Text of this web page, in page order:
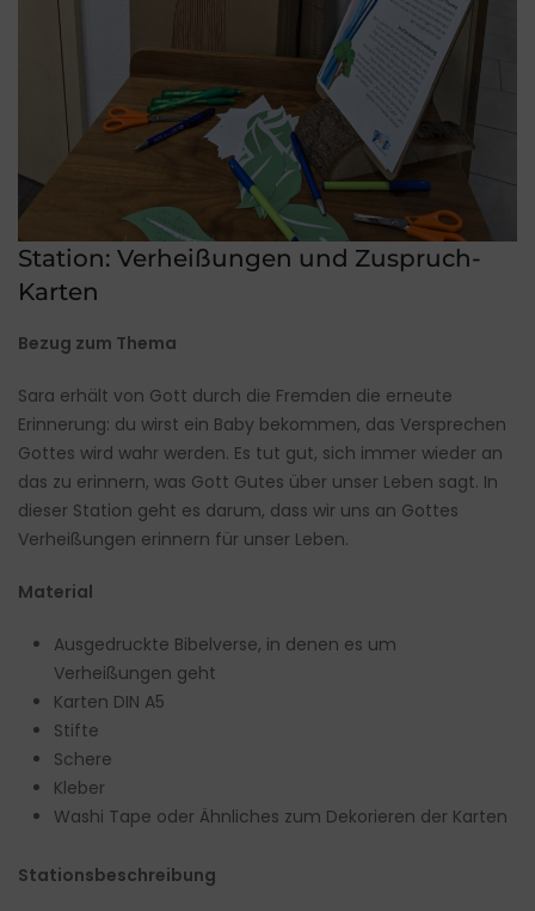
Station: Verheißungen und Zuspruch-
Karten
Bezug zum Thema
Sara erhält von Gott durch die Fremden die erneute
Erinnerung: du wirst ein Baby bekommen, das Versprechen
Gottes wird wahr werden. Es tut gut, sich immer wieder an
das zu erinnern, was Gott Gutes über unser Leben sagt. In
dieser Station geht es darum, dass wir uns an Gottes
Verheißungen erinnern für unser Leben.
Material
Ausgedruckte Bibelverse, in denen es um
Verheißungen geht
Karten DIN A5
Stifte
Schere
Kleber
Washi Tape oder Ähnliches zum Dekorieren der Karten
Stationsbeschreibung